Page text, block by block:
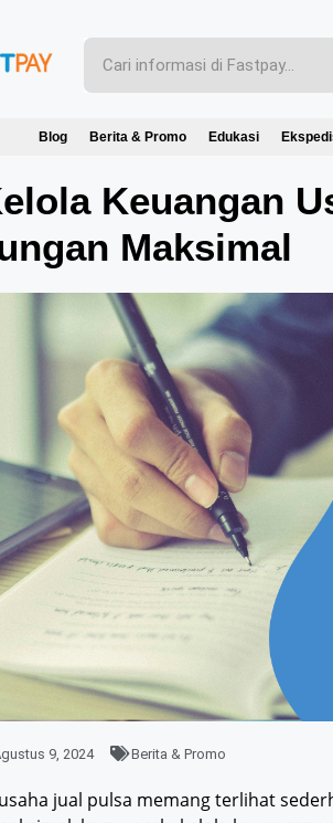
Blog Berita & Promo Edukasi
Keuangan
Maksimal
9, 2024 Berita & Promo
jual pulsa memang terlihat